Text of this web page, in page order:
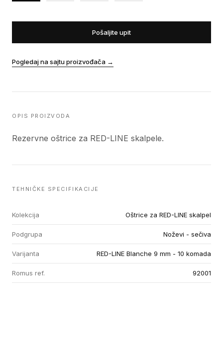
Pošaljite upit
Pogledaj na sajtu proizvođača →
OPIS PROIZVODA
Rezervne oštrice za RED-LINE skalpele.
TEHNIČKE SPECIFIKACIJE
Kolekcija Oštrice za RED-LINE skalpel
Podgrupa Noževi - sečiva
Varijanta RED-LINE Blanche 9 mm - 10 komada
Romus ref. 92001